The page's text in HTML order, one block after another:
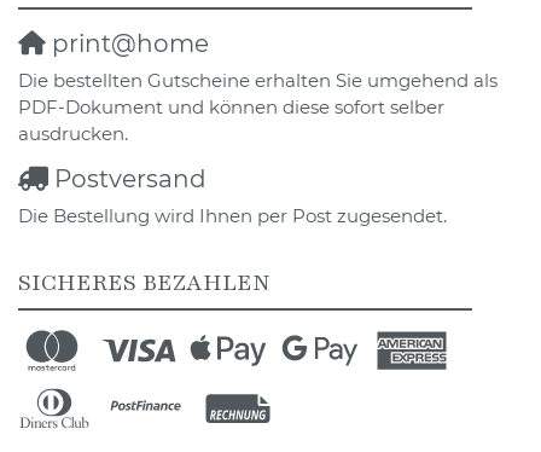
print@home
Die bestellten Gutscheine erhalten Sie umgehend als
PDF-Dokument und können diese sofort selber
ausdrucken.
Postversand
Die Bestellung wird Ihnen per Post zugesendet.
SICHERES BEZAHLEN